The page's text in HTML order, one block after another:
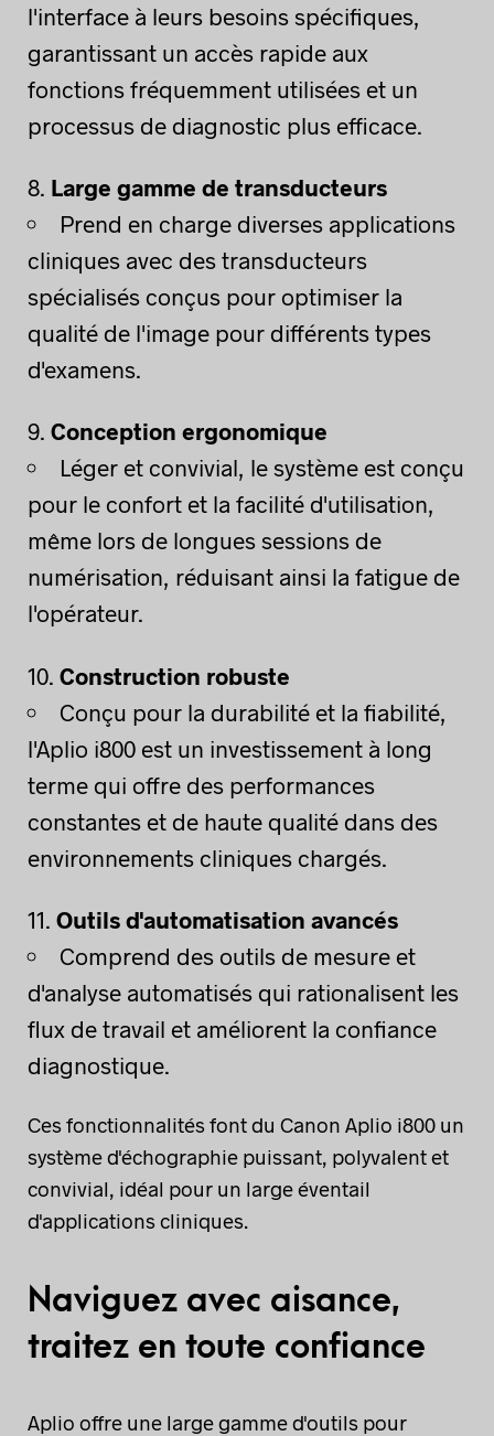
l'interface à leurs besoins spécifiques,
garantissant un accès rapide aux
fonctions fréquemment utilisées et un
processus de diagnostic plus efficace.
Large gamme de transducteurs
Prend en charge diverses applications
cliniques avec des transducteurs
spécialisés conçus pour optimiser la
qualité de l'image pour différents types
d'examens.
Conception ergonomique
Léger et convivial, le système est conçu
pour le confort et la facilité d'utilisation,
même lors de longues sessions de
numérisation, réduisant ainsi la fatigue de
l'opérateur.
Construction robuste
Conçu pour la durabilité et la fiabilité,
l'Aplio i800 est un investissement à long
terme qui offre des performances
constantes et de haute qualité dans des
environnements cliniques chargés.
Outils d'automatisation avancés
Comprend des outils de mesure et
d'analyse automatisés qui rationalisent les
flux de travail et améliorent la confiance
diagnostique.
Ces fonctionnalités font du Canon Aplio i800 un
système d'échographie puissant, polyvalent et
convivial, idéal pour un large éventail
d'applications cliniques.
Naviguez avec aisance,
traitez en toute confiance
Aplio offre une large gamme d'outils pour